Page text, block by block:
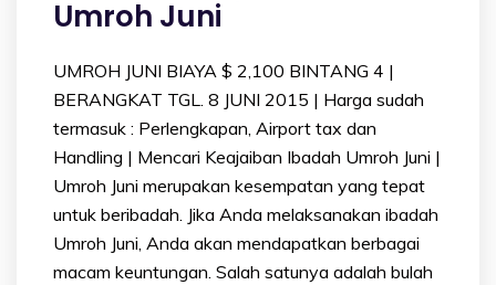
Umroh Juni
UMROH JUNI BIAYA $ 2,100 BINTANG 4 |
BERANGKAT TGL. 8 JUNI 2015 | Harga sudah
termasuk : Perlengkapan, Airport tax dan
Handling | Mencari Keajaiban Ibadah Umroh Juni |
Umroh Juni merupakan kesempatan yang tepat
untuk beribadah. Jika Anda melaksanakan ibadah
Umroh Juni, Anda akan mendapatkan berbagai
macam keuntungan. Salah satunya adalah bulah